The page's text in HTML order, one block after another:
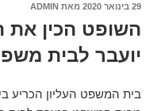
פורסם
29 בינואר 2020 מאת ADMIN
השופט הכין את
יועבר לבית
בית המשפט העליון הכריע